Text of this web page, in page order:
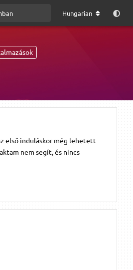
Hungarian
első induláskor még lehetett
nem segít, és nincs